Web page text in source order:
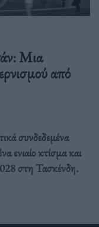
Μια
από
συνδεδεμένα
ενιαίο κτίσμα και
στη Τασκένδη.